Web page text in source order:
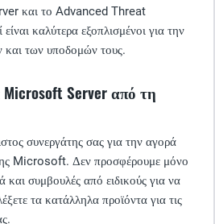
και το Advanced Threat
καλύτερα εξοπλισμένοι για την
και των υποδομών τους.
Server από τη
συνεργάτης σας για την αγορά
Microsoft. Δεν προσφέρουμε μόνο
και συμβουλές από ειδικούς για να
τα κατάλληλα προϊόντα για τις